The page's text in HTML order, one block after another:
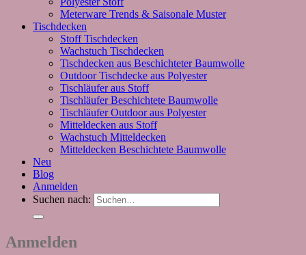
Meterware Trends & Saisonale Muster
Tischdecken
Stoff Tischdecken
Wachstuch Tischdecken
Tischdecken aus Beschichteter Baumwolle
Outdoor Tischdecke aus Polyester
Tischläufer aus Stoff
Tischläufer Beschichtete Baumwolle
Tischläufer Outdoor aus Polyester
Mitteldecken aus Stoff
Wachstuch Mitteldecken
Mitteldecken Beschichtete Baumwolle
Neu
Blog
Anmelden
Suchen nach:
Anmelden